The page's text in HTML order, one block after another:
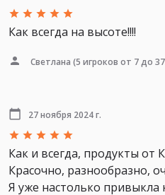
Как всегда на высоте!!!!
Светлана (5 игроков от 7 до
27 ноября 2024 г.
Как и всегда, продукты от
Красочно, разнообразно,
Я уже настолько привыкла